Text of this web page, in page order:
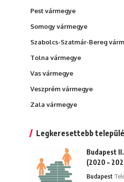
Pest vármegye
Somogy vármegye
Szabolcs-Szatmár-Bereg
Tolna vármegye
Vas vármegye
Veszprém vármegye
Zala vármegye
Legkeresettebb
Budapest
(2020 –
Budapest